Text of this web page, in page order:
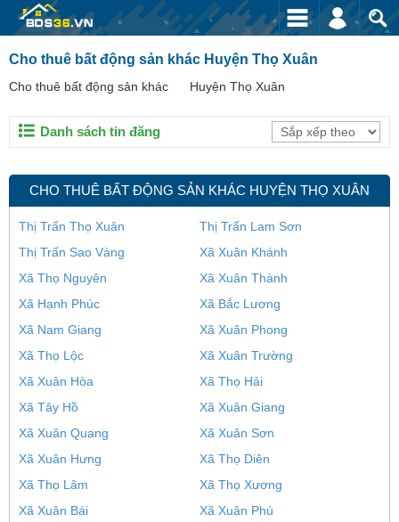
Cho thuê bất động sản khác Huyện Thọ Xuân
Cho thuê bất động sản khác Huyện Thọ Xuân
Danh sách tin đăng
CHO THUÊ BẤT ĐỘNG SẢN KHÁC HUYỆN THỌ XUÂN
Thị Trấn Thọ Xuân
Thị Trấn Lam Sơn
Thị Trấn Sao Vàng
Xã Xuân Khánh
Xã Thọ Nguyên
Xã Xuân Thành
Xã Hạnh Phúc
Xã Bắc Lương
Xã Nam Giang
Xã Xuân Phong
Xã Thọ Lộc
Xã Xuân Trường
Xã Xuân Hòa
Xã Thọ Hải
Xã Tây Hồ
Xã Xuân Giang
Xã Xuân Quang
Xã Xuân Sơn
Xã Xuân Hưng
Xã Thọ Diên
Xã Thọ Lâm
Xã Thọ Xương
Xã Xuân Bái
Xã Xuân Phú